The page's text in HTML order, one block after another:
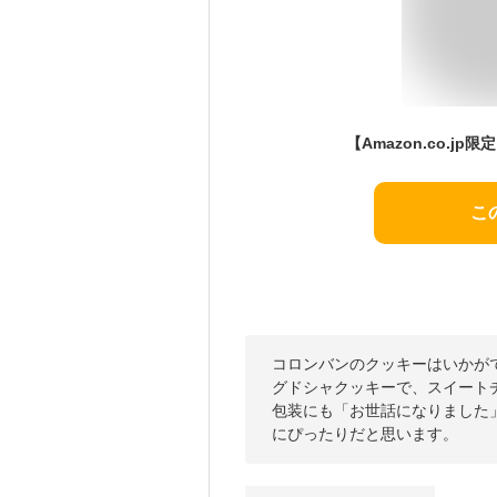
こ
コロンバンのクッキーはいか
グドシャクッキーで、スイー
包装にも「お世話になりまし
にぴったりだと思います。